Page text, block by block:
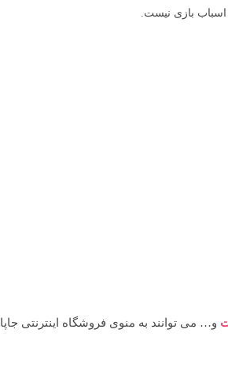
و… می توانند به منوی فروشگاه اینترنتی